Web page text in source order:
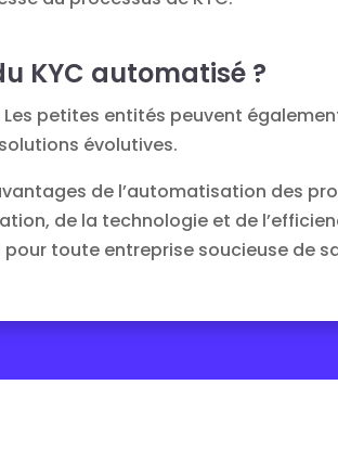
KYC automatisé ?
petites entités peuvent
évolutives.
de l’automatisation des
de la technologie et de
toute entreprise soucieuse de